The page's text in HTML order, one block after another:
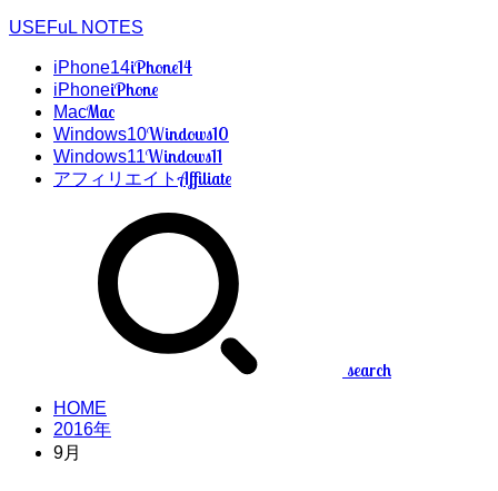
USEFuL NOTES
iPhone14iPhone14
iPhoneiPhone
MacMac
Windows10Windows10
Windows11Windows11
アフィリエイトAffiliate
search
HOME
2016年
9月